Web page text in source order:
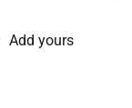
Add yours